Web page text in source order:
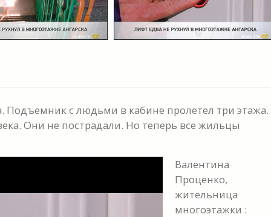
Подъемник с людьми в кабине пролетел три этажа.
Они не пострадали. Но теперь все жильцы
Валентина
Проценко,
жительница
многоэтажки :